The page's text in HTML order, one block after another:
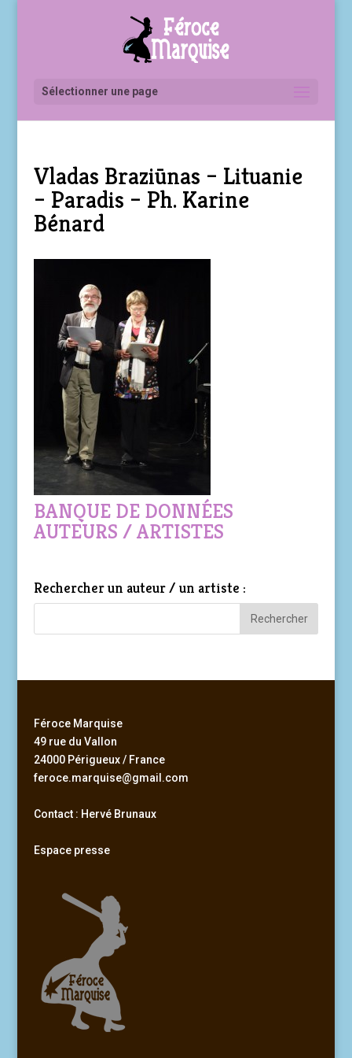
Sélectionner une page
Vladas Braziūnas – Lituanie
– Paradis – Ph. Karine
Bénard
BANQUE DE DONNÉES
AUTEURS / ARTISTES
Rechercher un auteur / un artiste :
Féroce Marquise
49 rue du Vallon
24000 Périgueux / France
feroce.marquise@gmail.com
Contact : Hervé Brunaux
Espace presse